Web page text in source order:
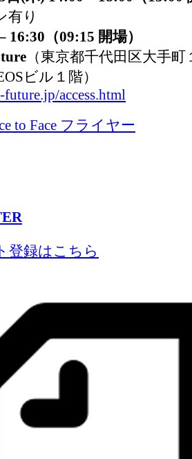
有り
16:30（09:15 開場）
（東京都千代田区大手
ビル１階）
access.html
to Face フライヤー
登録はこちら